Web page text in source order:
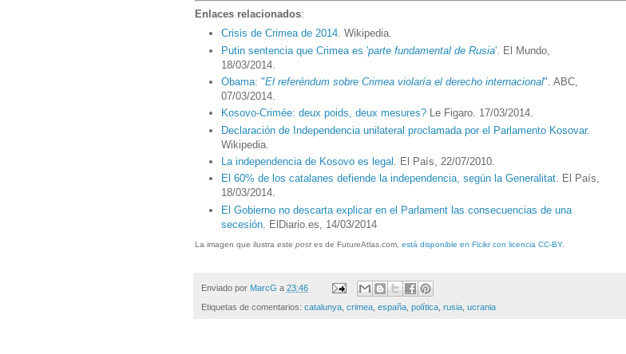
Enlaces relacionados:
Crisis de Crimea de 2014. Wikipedia.
Putin sentencia que Crimea es 'parte fundamental de Rusia' . El Mundo,
18/03/2014.
Obama: "El referéndum sobre Crimea violaría el derecho internacional". ABC,
07/03/2014.
Kosovo-Crimée: deux poids, deux mesures? Le Figaro. 17/03/2014.
Declaración de Independencia unilateral proclamada por el Parlamento Kosovar.
Wikipedia.
La independencia de Kosovo es legal
. El País, 22/07/2010.
El 60% de los catalanes defiende la independencia, según la Generalitat. El País,
18/03/2014.
El Gobierno no descarta explicar en el Parlament las consecuencias de una
secesión . ElDiario.es, 14/03/2014
La imagen que ilustra este post es de FutureAtlas.com, está disponible en Flcikr con licencia CC-BY.
Enviado por MarcG a 23:46
Etiquetas de comentarios: catalunya crimea españa política rusia ucrania